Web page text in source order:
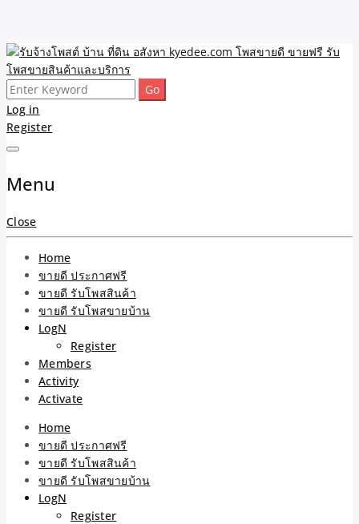
Skip
to
content
รับจ้างโพสต์ บ้าน ที่ดิน
อสังหา kyedee.com โพส
ขายดี ขายฟรี รับโพสขาย
สินค้าและบริการ
ขายดี โพสประกาศขายสินค้าฟรี บ้าน ที่ดิน อสังหา รับโพสต์ประกาศขาย
ของ รับรองผล ดีที่สุดถูกที่สุด ติดหน้าแรกกูเกืล
Search
for:
Log in
Register
Menu
Close
Home
ขายดี ประกาศฟรี
ขายดี รับโพสสินค้า
ขายดี รับโพสขายบ้าน
LogN
Register
Members
Activity
Activate
Home
ขายดี ประกาศฟรี
ขายดี รับโพสสินค้า
ขายดี รับโพสขายบ้าน
LogN
Register